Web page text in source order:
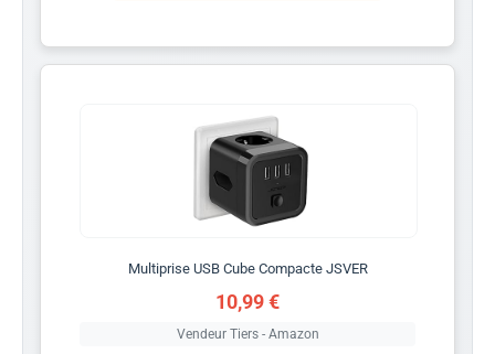
Multiprise USB Cube Compacte JSVER
10,99 €
Vendeur Tiers - Amazon